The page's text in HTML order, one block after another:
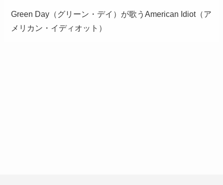
Green Day（グリーン・デイ）が歌うAmerican Idiot（ア
メリカン・イディオット）